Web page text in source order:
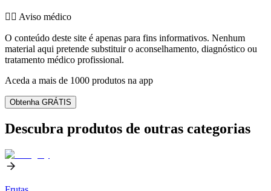
👨‍⚕️️ Aviso médico
O conteúdo deste site é apenas para fins informativos. Nenhum
material aqui pretende substituir o aconselhamento, diagnóstico ou
tratamento médico profissional.
Aceda a mais de 1000 produtos na app
Obtenha GRÁTIS
Descubra produtos de outras categorias